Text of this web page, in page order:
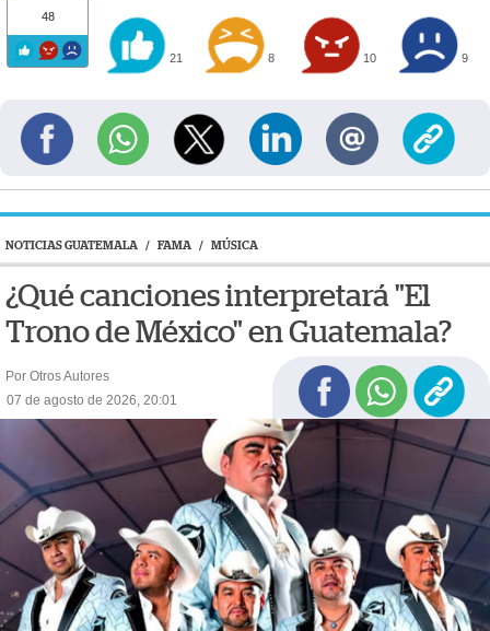
48
21 8 10 9
NOTICIAS GUATEMALA / FAMA / MÚSICA
¿Qué canciones interpretará "El
Trono de México" en Guatemala?
Por Otros Autores
07 de agosto de 2026, 20:01